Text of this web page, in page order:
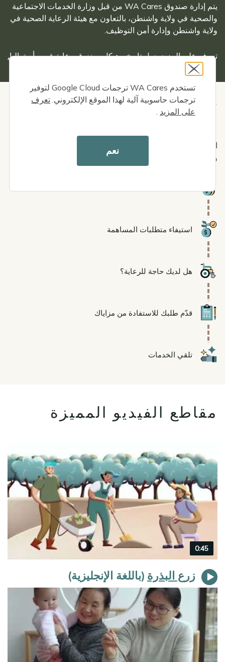
يتم إدارة صندوق WA Cares من قبل وزارة الخدمات الاجتماعية
والصحية في ولاية واشنطن، بالتعاون مع هيئة الرعاية الصحية في
ولاية واشنطن وإدارة أمن التوظيف.
تعرف على المزيد حولتاريخ وهيكل صندوق رعاية غرب أستراليا.
كيف يعمل الصندوق
اطلع على التفاصيل حول
وشروط الأهلية وكيفية التقدم للحصول على المزايا.
Icon استيفاء متطلبات المساهمة
Icon هل لديك حاجة للرعاية؟
Icon قدّم طلبك للاستفادة من مزاياك
Icon تلقي الخدمات
مقاطع الفيديو المميزة
Video
duration
0:45
زرع البذرة
تستخدم WA Cares ترجمات Google Cloud لتوفير
ترجمات حاسوبية آلية لهذا الموقع الإلكتروني. تعرف
على المزيد .
نعم